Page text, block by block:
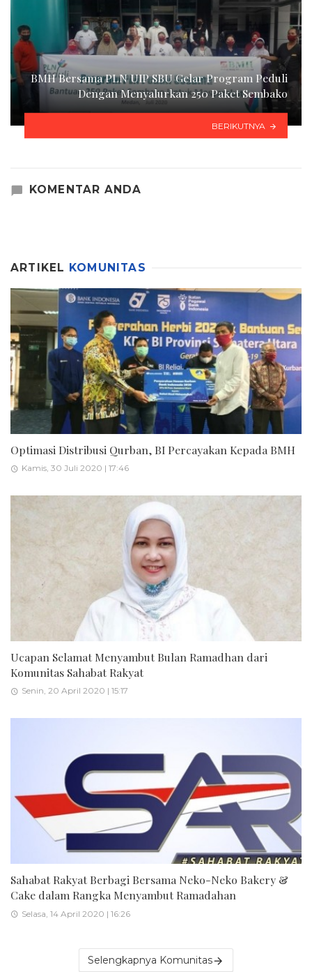
BMH Bersama PLN UIP SBU Gelar Program Peduli
Dengan Menyalurkan 250 Paket Sembako
BERIKUTNYA
KOMENTAR ANDA
ARTIKEL KOMUNITAS
Optimasi Distribusi Qurban, BI Percayakan Kepada BMH
Kamis, 30 Juli 2020 | 17:46
Ucapan Selamat Menyambut Bulan Ramadhan dari
Komunitas Sahabat Rakyat
Senin, 20 April 2020 | 15:17
Sahabat Rakyat Berbagi Bersama Neko-Neko Bakery &
Cake dalam Rangka Menyambut Ramadahan
Selasa, 14 April 2020 | 16:26
Selengkapnya Komunitas